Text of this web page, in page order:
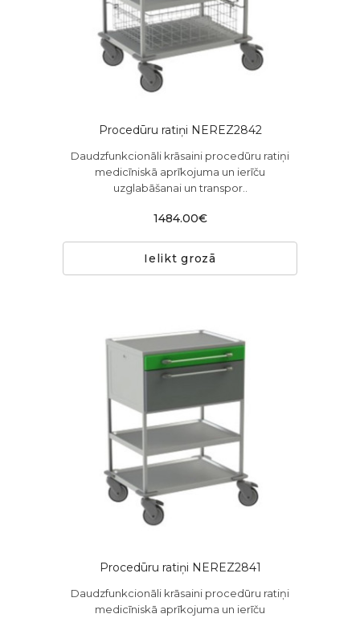
Procedūru ratiņi NEREZ2842
Daudzfunkcionāli krāsaini procedūru ratiņi
medicīniskā aprīkojuma un ierīču
uzglabāšanai un transpor..
1484.00€
Ielikt grozā
Procedūru ratiņi NEREZ2841
Daudzfunkcionāli krāsaini procedūru ratiņi
medicīniskā aprīkojuma un ierīču